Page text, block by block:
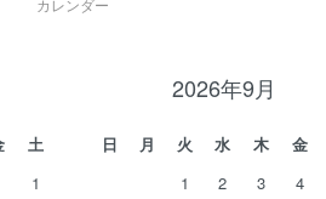
カレンダー
土
1
2026年9月
日 月 火 水 木 金
1
2 3 4